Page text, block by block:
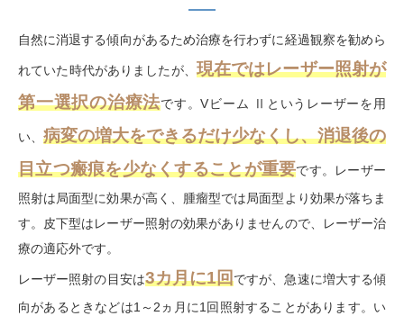
自然に消退する傾向があるため治療を行わずに経過観察を勧めら
れていた時代がありましたが、 現在ではレーザー照射が
第一選択の治療法です。Vビーム Ⅱというレーザーを用
い、 病変の増大をできるだけ少なくし、消退後の
目立つ瘢痕を少なくすることが重要です。レーザー
照射は局面型に効果が高く、腫瘤型では局面型より効果が落ちま
す。皮下型はレーザー照射の効果がありませんので、レーザー治
療の適応外です。
レーザー照射の目安は3カ月に1回ですが、急速に増大する傾
向があるときなどは1～2ヵ月に1回照射することがあります。い